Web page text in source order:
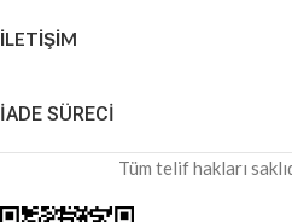
İLETİŞİM
İADE SÜRECİ
Tüm telif hakları